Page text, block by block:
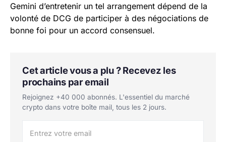
Gemini d’entretenir un tel arrangement dépend de la
volonté de DCG de participer à des négociations de
bonne foi pour un accord consensuel.
Cet article vous a plu ? Recevez les
prochains par email
Rejoignez +40 000 abonnés. L'essentiel du marché
crypto dans votre boîte mail, tous les 2 jours.